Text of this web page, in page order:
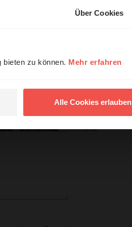
Über Cookies
zu können. Mehr erfahren
Alle Cookies erlauben